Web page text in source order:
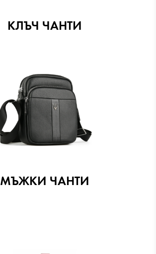
КЛЪЧ ЧАНТИ
МЪЖКИ ЧАНТИ